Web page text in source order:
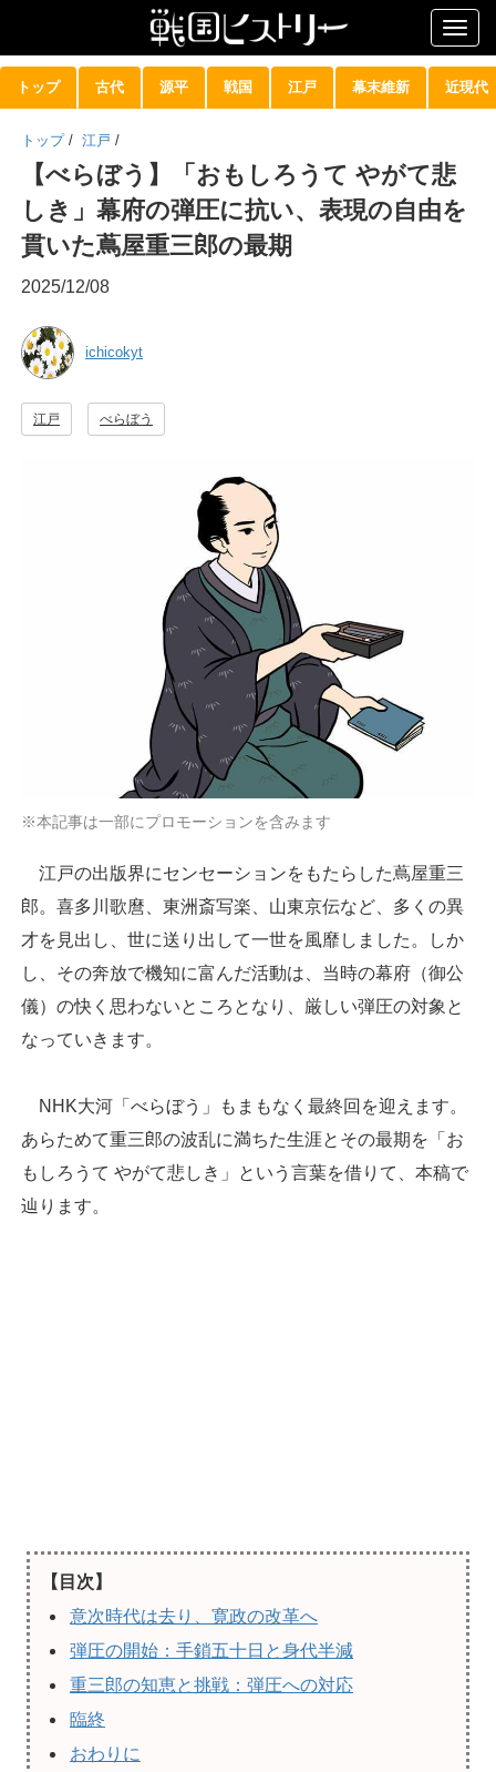
トップ 古代 源平 戦国 江戸 幕末維新 近現代
トップ / 江戸 /
【べらぼう】「おもしろうて やがて悲
しき」幕府の弾圧に抗い、表現の自由を
貫いた蔦屋重三郎の最期
2025/12/08
ichicokyt
江戸 べらぼう
※本記事は一部にプロモーションを含みます
江戸の出版界にセンセーションをもたらした蔦屋重三
郎。喜多川歌麿、東洲斎写楽、山東京伝など、多くの異
才を見出し、世に送り出して一世を風靡しました。しか
し、その奔放で機知に富んだ活動は、当時の幕府（御公
儀）の快く思わないところとなり、厳しい弾圧の対象と
なっていきます。
NHK大河「べらぼう」もまもなく最終回を迎えます。
あらためて重三郎の波乱に満ちた生涯とその最期を「お
もしろうて やがて悲しき」という言葉を借りて、本稿で
辿ります。
【目次】
意次時代は去り、寛政の改革へ
弾圧の開始：手鎖五十日と身代半減
重三郎の知恵と挑戦：弾圧への対応
臨終
おわりに